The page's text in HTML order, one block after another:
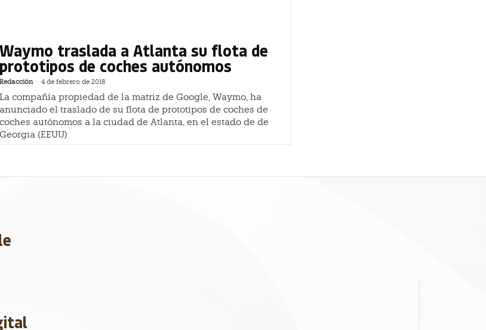
Waymo traslada a Atlanta su flota de
prototipos de coches autónomos
Redacción - 4 de febrero de 2018
La compañía propiedad de la matriz de Google, Waymo, ha
anunciado el traslado de su flota de prototipos de coches de
coches autónomos a la ciudad de Atlanta, en el estado de de
Georgia (EEUU)